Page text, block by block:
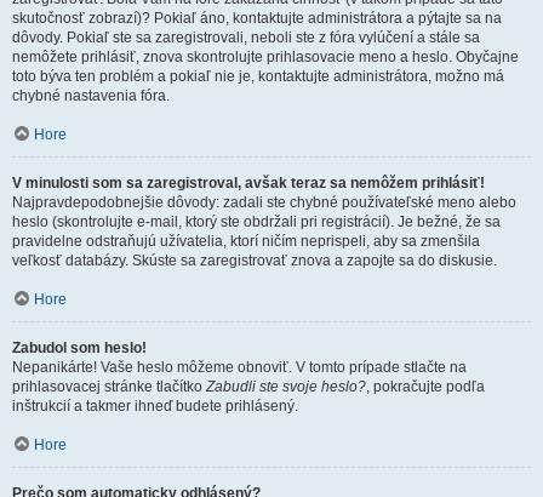
skutočnosť zobrazí)? Pokiaľ áno, kontaktujte administrátora a pýtajte sa na
dôvody. Pokiaľ ste sa zaregistrovali, neboli ste z fóra vylúčení a stále sa
nemôžete prihlásiť, znova skontrolujte prihlasovacie meno a heslo. Obyčajne
toto býva ten problém a pokiaľ nie je, kontaktujte administrátora, možno má
chybné nastavenia fóra.
Hore
V minulosti som sa zaregistroval, avšak teraz sa nemôžem prihlásiť!
Najpravdepodobnejšie dôvody: zadali ste chybné používateľské meno alebo
heslo (skontrolujte e-mail, ktorý ste obdržali pri registrácií). Je bežné, že sa
pravidelne odstraňujú užívatelia, ktorí ničím neprispeli, aby sa zmenšila
veľkosť databázy. Skúste sa zaregistrovať znova a zapojte sa do diskusie.
Hore
Zabudol som heslo!
Nepanikárte! Vaše heslo môžeme obnoviť. V tomto prípade stlačte na
prihlasovacej stránke tlačítkoZabudli ste svoje heslo?, pokračujte podľa
inštrukcií a takmer ihneď budete prihlásený.
Hore
Prečo som automaticky odhlásený?